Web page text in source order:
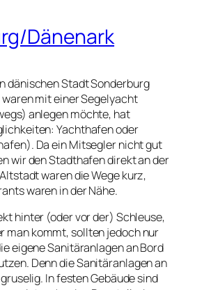
Dänenark
dänischen Stadt Sonderburg
mit einer Segelyacht
anlegen möchte, hat
Yachthafen oder
Da ein Mitsegler nicht gut
wir den Stadthafen direkt an der
waren die Wege kurz,
waren in der Nähe.
hinter (oder vor der) Schleuse,
man kommt, sollten jedoch nur
eigene Sanitäranlagen an Bord
Denn die Sanitäranlagen an
In festen Gebäude sind